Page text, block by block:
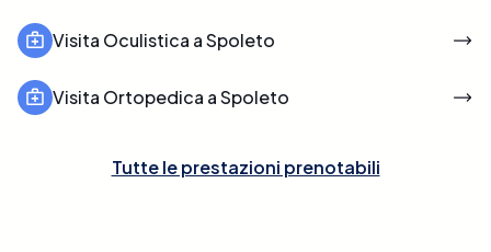
Visita Oculistica a Spoleto
Visita Ortopedica a Spoleto
Tutte le prestazioni prenotabili